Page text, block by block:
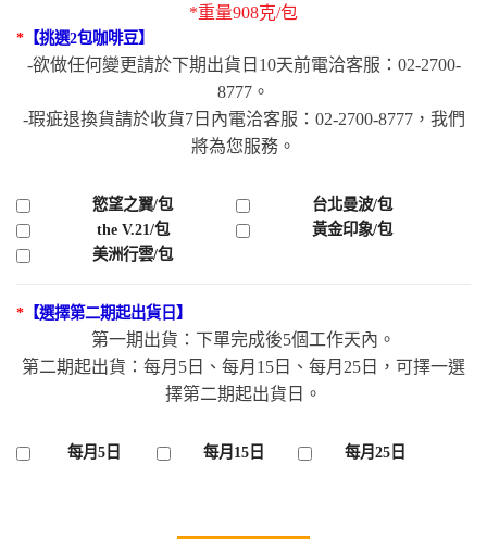
*重量908克/包
* 【挑選2包咖啡豆】
-欲做任何變更請於下期出貨日10天前電洽客服：02-2700-
8777。
-瑕疵退換貨請於收貨7日內電洽客服：02-2700-8777，我們
將為您服務。
慾望之翼/包
台北曼波/包
the V.21/包
黃金印象/包
美洲行雲/包
* 【選擇第二期起出貨日】
第一期出貨：下單完成後5個工作天內。
第二期起出貨：每月5日、每月15日、每月25日，可擇一選
擇第二期起出貨日。
每月5日 每月15日 每月25日